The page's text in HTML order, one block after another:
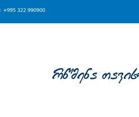
322 990900
rwmena